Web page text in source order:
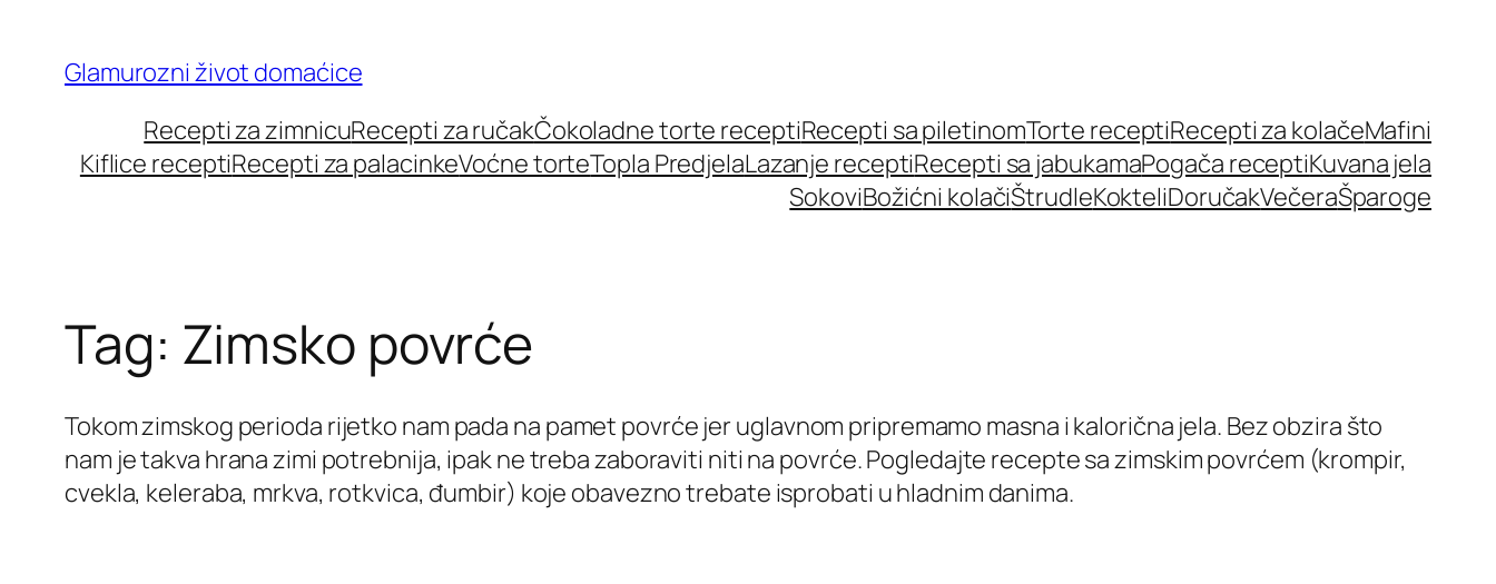
content
Glamurozni život domaćice
Recepti za zimnicuRecepti za ručakČokoladne torte receptiRecepti sa piletinomTorte receptiRecepti za kolačeMafini
Kiflice receptiRecepti za palacinkeVoćne torteTopla PredjelaLazanje receptiRecepti sa jabukamaPogača receptiKuvana jela
SokoviBožićni kolačiŠtrudleKokteliDoručakVečeraŠparoge
Tag: Zimsko povrće
Tokom zimskog perioda rijetko nam pada na pamet povrće jer uglavnom pripremamo masna i kalorična jela. Bez obzira što
nam je takva hrana zimi potrebnija, ipak ne treba zaboraviti niti na povrće. Pogledajte recepte sa zimskim povrćem (krompir,
cvekla, keleraba, mrkva, rotkvica, đumbir) koje obavezno trebate isprobati u hladnim danima.